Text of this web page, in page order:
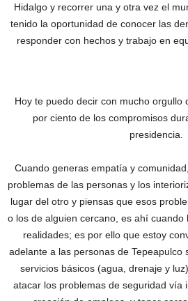
Hidalgo y recorrer una y otra vez el
tenido la oportunidad de conocer las
responder con hechos y trabajo en
Hoy te puedo decir con mucho orgullo
por ciento de los compromisos
presidencia.
Cuando generas empatía y
problemas de las personas y los
lugar del otro y piensas que esos
o los de alguien cercano, es ahí cuando
realidades; es por ello que estoy
adelante a las personas de Tepeapulco
servicios básicos (agua, drenaje y
atacar los problemas de seguridad vía